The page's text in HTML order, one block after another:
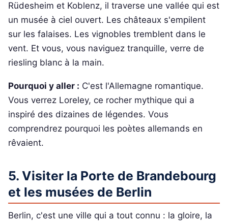
Rüdesheim et Koblenz, il traverse une vallée qui est
un musée à ciel ouvert. Les châteaux s'empilent
sur les falaises. Les vignobles tremblent dans le
vent. Et vous, vous naviguez tranquille, verre de
riesling blanc à la main.
Pourquoi y aller : C'est l'Allemagne romantique.
Vous verrez Loreley, ce rocher mythique qui a
inspiré des dizaines de légendes. Vous
comprendrez pourquoi les poètes allemands en
rêvaient.
5. Visiter la Porte de Brandebourg
et les musées de Berlin
Berlin, c'est une ville qui a tout connu : la gloire, la